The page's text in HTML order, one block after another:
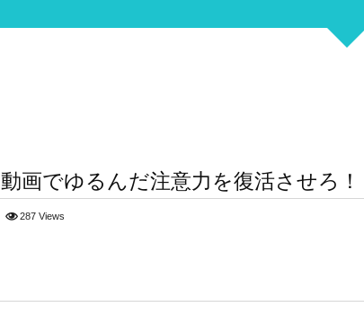
画でゆるんだ注意力を復活させろ！
287 Views